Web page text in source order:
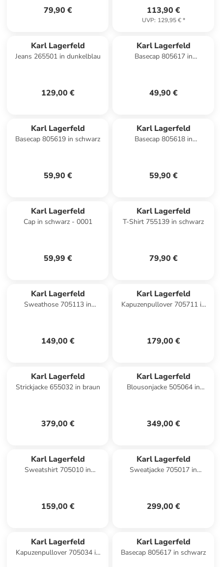
79,90 € 113,90 €
UVP: 129,95 €*
Karl Lagerfeld
Jeans 265501 in dunkelblau
129,00 €
Karl Lagerfeld
Basecap 805617 in
49,90 €
Karl Lagerfeld
Basecap 805619 in schwarz
59,90 €
Karl Lagerfeld
Basecap 805618 in
59,90 €
Karl Lagerfeld
Cap in schwarz - 0001
59,99 €
Karl Lagerfeld
T-Shirt 755139 in schwarz
79,90 €
Karl Lagerfeld
Sweathose 705113 in
149,00 €
Karl Lagerfeld
Kapuzenpullover 705711 in
179,00 €
Karl Lagerfeld
Strickjacke 655032 in braun
379,00 €
Karl Lagerfeld
Blousonjacke 505064 in
349,00 €
Karl Lagerfeld
Sweatshirt 705010 in
159,00 €
Karl Lagerfeld
Sweatjacke 705017 in
299,00 €
Karl Lagerfeld
Kapuzenpullover 705034 in
Karl Lagerfeld
Basecap 805617 in schwarz